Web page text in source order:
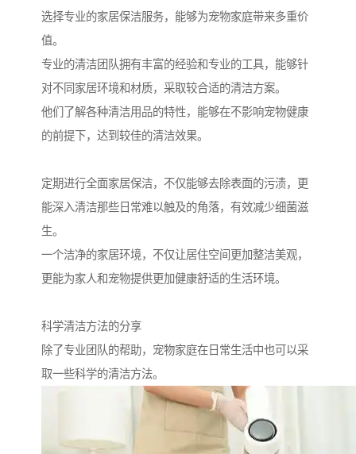
选择专业的家居保洁服务，能够为宠物家庭带来多重价
值。
专业的清洁团队拥有丰富的经验和专业的工具，能够针
对不同家居环境和材质，采取较合适的清洁方案。
他们了解各种清洁用品的特性，能够在不影响宠物健康
的前提下，达到较佳的清洁效果。
定期进行全面家居保洁，不仅能够去除表面的污渍，更
能深入清洁那些日常难以触及的角落，有效减少细菌滋
生。
一个洁净的家居环境，不仅让居住空间更加整洁美观，
更能为家人和宠物提供更加健康舒适的生活环境。
科学清洁方法的分享
除了专业团队的帮助，宠物家庭在日常生活中也可以采
取一些科学的清洁方法。